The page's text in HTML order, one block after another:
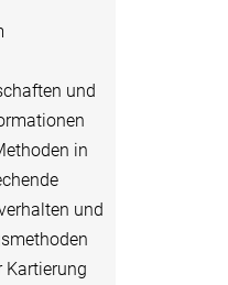
und
in
und
Kartierung